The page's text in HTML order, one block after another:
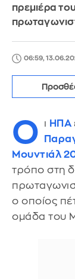
πρεμιέρα
06:59,
Ο ι ΗΠΑ
Μουντιάλ
τρόπο στη
ο οποίος
ομάδα του